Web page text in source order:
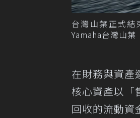
台灣山葉正式
Yamaha台灣山葉
在財務與資產
核心資產以「
回收的流動資